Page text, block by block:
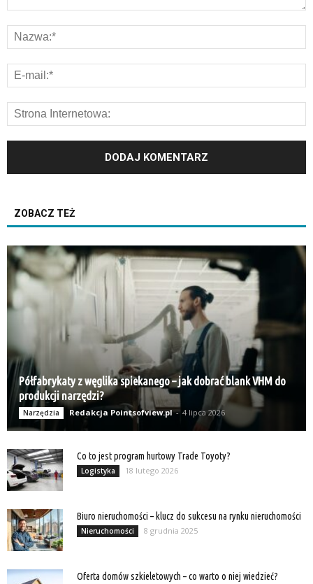
ZOBACZ TEŻ
Półfabrykaty z węglika spiekanego – jak dobrać blank VHM do
produkcji narzędzi?
Narzędzia Redakcja Pointsofview.pl - 4 lipca 2026
Co to jest program hurtowy Trade Toyoty?
Logistyka 18 lutego 2026
Biuro nieruchomości – klucz do sukcesu na rynku nieruchomości
Nieruchomości 8 grudnia 2025
Oferta domów szkieletowych – co warto o niej wiedzieć?